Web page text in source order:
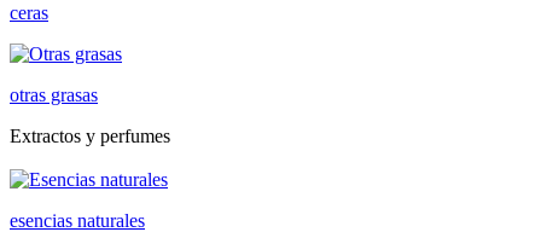
ceras
otras grasas
Extractos y perfumes
esencias naturales